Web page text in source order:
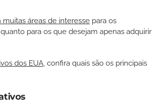
áreas de interesse para os
para os que desejam apenas adquirir
dos EUA, confira quais são os principais